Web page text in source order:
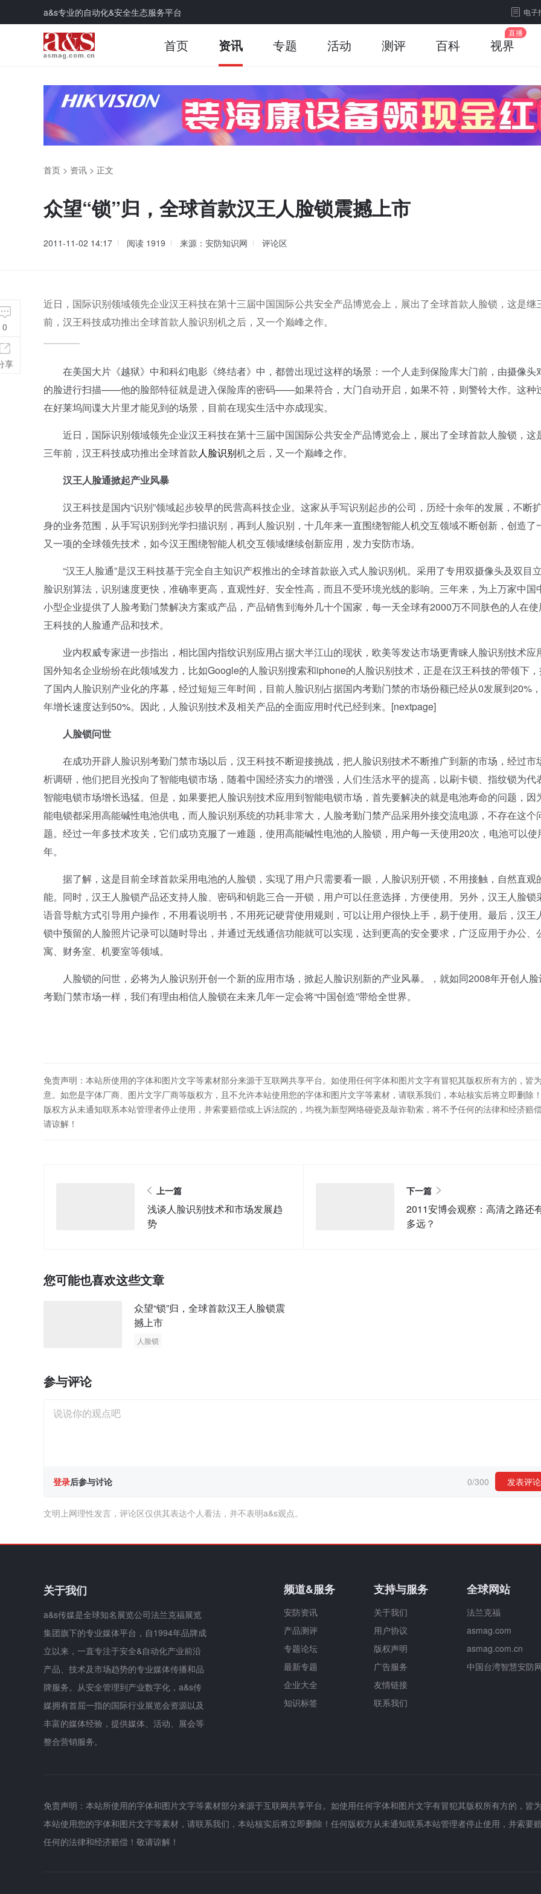
a&s专业的自动化&安全生态服务平台 电子
首页 资讯 专题 活动 测评 百科 视界
首页 > 资讯 > 正文
众望“锁”归，全球首款汉王人脸锁震撼上市
2011-11-02 14:17 阅读 1919 来源：安防知识网 评论区
近日，国际识别领域领先企业汉王科技在第十三届中国国际公共安全产品博览会上，展出了全球首款人脸锁，这是继
前，汉王科技成功推出全球首款人脸识别机之后，又一个巅峰之作。
在美国大片《越狱》中和科幻电影《终结者》中，都曾出现过这样的场景：一个人走到保险库大门前，由摄像头
的脸进行扫描——他的脸部特征就是进入保险库的密码——如果符合，大门自动开启，如果不符，则警铃大作。这种
在好莱坞间谍大片里才能见到的场景，目前在现实生活中亦成现实。
近日，国际识别领域领先企业汉王科技在第十三届中国国际公共安全产品博览会上，展出了全球首款人脸锁，这
三年前，汉王科技成功推出全球首款人脸识别机之后，又一个巅峰之作。
汉王人脸通掀起产业风暴
汉王科技是国内“识别”领域起步较早的民营高科技企业。这家从手写识别起步的公司，历经十余年的发展，不断
身的业务范围，从手写识别到光学扫描识别，再到人脸识别，十几年来一直围绕智能人机交互领域不断创新，创造了
又一项的全球领先技术，如今汉王围绕智能人机交互领域继续创新应用，发力安防市场。
“汉王人脸通”是汉王科技基于完全自主知识产权推出的全球首款嵌入式人脸识别机。采用了专用双摄像头及双目
脸识别算法，识别速度更快，准确率更高，直观性好、安全性高，而且不受环境光线的影响。三年来，为上万家中国
小型企业提供了人脸考勤门禁解决方案或产品，产品销售到海外几十个国家，每一天全球有2000万不同肤色的人在使
王科技的人脸通产品和技术。
业内权威专家进一步指出，相比国内指纹识别应用占据大半江山的现状，欧美等发达市场更青睐人脸识别技术应
国外知名企业纷纷在此领域发力，比如Google的人脸识别搜索和iphone的人脸识别技术，正是在汉王科技的带领下
了国内人脸识别产业化的序幕，经过短短三年时间，目前人脸识别占据国内考勤门禁的市场份额已经从0发展到20%
年增长速度达到50%。因此，人脸识别技术及相关产品的全面应用时代已经到来。[nextpage]
人脸锁问世
在成功开辟人脸识别考勤门禁市场以后，汉王科技不断迎接挑战，把人脸识别技术不断推广到新的市场，经过市
析调研，他们把目光投向了智能电锁市场，随着中国经济实力的增强，人们生活水平的提高，以刷卡锁、指纹锁为代
智能电锁市场增长迅猛。但是，如果要把人脸识别技术应用到智能电锁市场，首先要解决的就是电池寿命的问题，因
能电锁都采用高能碱性电池供电，而人脸识别系统的功耗非常大，人脸考勤门禁产品采用外接交流电源，不存在这个
题。经过一年多技术攻关，它们成功克服了一难题，使用高能碱性电池的人脸锁，用户每一天使用20次，电池可以使
年。
据了解，这是目前全球首款采用电池的人脸锁，实现了用户只需要看一眼，人脸识别开锁，不用接触，自然直观
能。同时，汉王人脸锁产品还支持人脸、密码和钥匙三合一开锁，用户可以任意选择，方便使用。另外，汉王人脸锁
语音导航方式引导用户操作，不用看说明书，不用死记硬背使用规则，可以让用户很快上手，易于使用。最后，汉王
锁中预留的人脸照片记录可以随时导出，并通过无线通信功能就可以实现，达到更高的安全要求，广泛应用于办公、
寓、财务室、机要室等领域。
人脸锁的问世，必将为人脸识别开创一个新的应用市场，掀起人脸识别新的产业风暴。，就如同2008年开创人脸
考勤门禁市场一样，我们有理由相信人脸锁在未来几年一定会将“中国创造”带给全世界。
免责声明：本站所使用的字体和图片文字等素材部分来源于互联网共享平台。如使用任何字体和图片文字有冒犯其版权所有方的，皆
意。如您是字体厂商、图片文字厂商等版权方，且不允许本站使用您的字体和图片文字等素材，请联系我们，本站核实后将立即删除
版权方从未通知联系本站管理者停止使用，并索要赔偿或上诉法院的，均视为新型网络碰瓷及敲诈勒索，将不予任何的法律和经济赔
请谅解！
上一篇
浅谈人脸识别技术和市场发展趋
势
下一篇
2011安博会观察：高清之路还
多远？
您可能也喜欢这些文章
众望“锁”归，全球首款汉王人脸锁震
撼上市
人脸锁
参与评论
登录后参与讨论 0/300 发表评论
文明上网理性发言，评论区仅供其表达个人看法，并不表明a&s观点。
0
享
关于我们
a&s传媒是全球知名展览公司法兰克福展览
集团旗下的专业媒体平台，自1994年品牌成
立以来，一直专注于安全&自动化产业前沿
产品、技术及市场趋势的专业媒体传播和品
牌服务。从安全管理到产业数字化，a&s传
媒拥有首屈一指的国际行业展览会资源以及
丰富的媒体经验，提供媒体、活动、展会等
整合营销服务。
频道&服务
安防资讯
产品测评
专题论坛
最新专题
企业大全
知识标签
支持与服务
关于我们
用户协议
版权声明
广告服务
友情链接
联系我们
全球网站
法兰克福
asmag.com
asmag.com.cn
中国台湾智慧安防
免责声明：本站所使用的字体和图片文字等素材部分来源于互联网共享平台。如使用任何字体和图片文字有冒犯其版权所有方的，
本站使用您的字体和图片文字等素材，请联系我们，本站核实后将立即删除！任何版权方从未通知联系本站管理者停止使用，并索要
任何的法律和经济赔偿！敬请谅解！